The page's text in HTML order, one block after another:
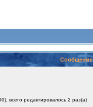
Сообщение
всего редактировалось 2 раз(а)